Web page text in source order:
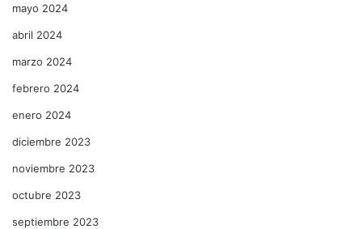
mayo 2024
abril 2024
marzo 2024
febrero 2024
enero 2024
diciembre 2023
noviembre 2023
octubre 2023
septiembre 2023